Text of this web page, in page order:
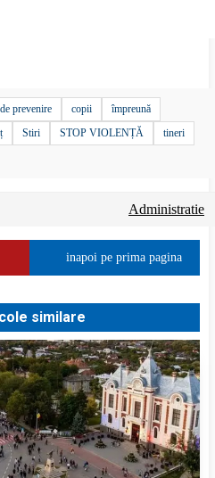
prevenire copii
împreună
Stiri STOP VIOLENȚĂ
tineri
Administratie
inapoi pe prima pagina
similare